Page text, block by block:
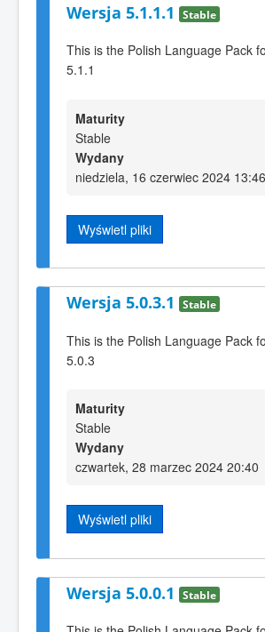
Wersja 5.1.1.1 Stable
This is the Polish Language Pack
5.1.1
Maturity
Stable
Wydany
niedziela, 16 czerwiec 2024 13:46
Wyświetl pliki
Wersja 5.0.3.1 Stable
This is the Polish Language Pack
5.0.3
Maturity
Stable
Wydany
czwartek, 28 marzec 2024 20:40
Wyświetl pliki
Wersja 5.0.0.1 Stable